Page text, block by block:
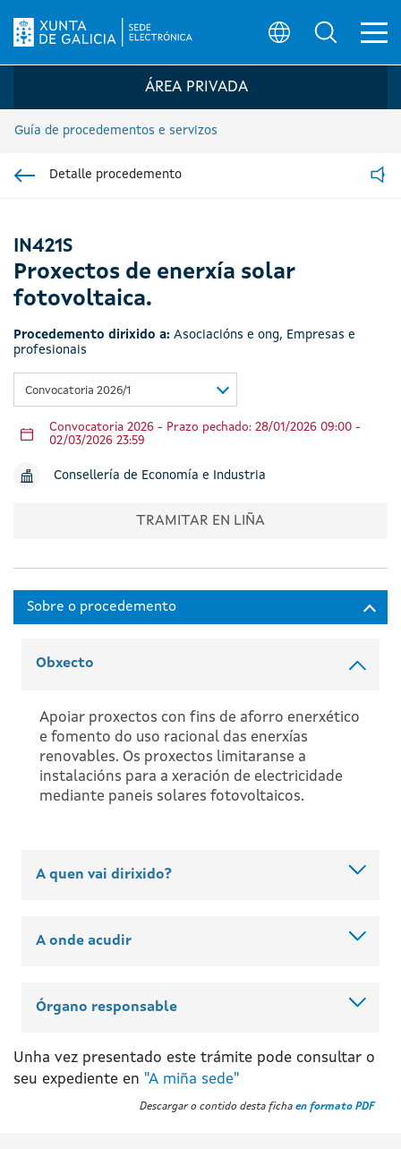
Logo da Sede electrónica da Xunta de
ÁREA PRIVADA
Guía de procedementos e servizos
Detalle procedemento
IN421S
Proxectos de enerxía solar
fotovoltaica.
Procedemento dirixido a: Asociacións e ong, Empresas e
profesionais
Convocatoria 2026/1
Convocatoria 2026 - Prazo pechado: 28/01/2026 09:00 -
02/03/2026 23:59
Consellería de Economía e Industria
TRAMITAR EN LIÑA
Obxecto
Apoiar proxectos con fins de aforro enerxético
e fomento do uso racional das enerxías
renovables. Os proxectos limitaranse a
instalacións para a xeración de electricidade
mediante paneis solares fotovoltaicos.
A quen vai dirixido?
A onde acudir
Órgano responsable
Unha vez presentado este trámite pode consultar o
seu expediente en "A miña sede"
Descargar o contido desta ficha en formato PDF